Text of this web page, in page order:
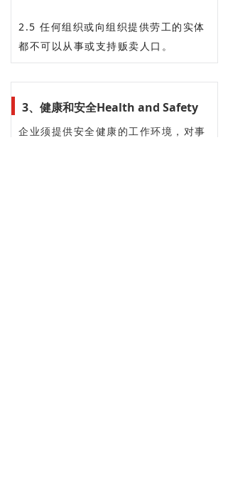
2.5 任何组织或向组织提供劳工的实体
都不可以从事或支持贩卖人口。
3、健康和安全Health and Safety
企业须提供安全健康的工作环境，对事